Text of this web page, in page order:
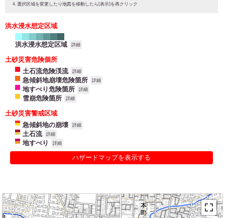
選択区域を変更したり地図を移動したら[表示]を再クリック
洪水浸水想定区域
洪水浸水想定区域 詳細
土砂災害危険個所
土石流危険渓流
詳細
急傾斜地崩壊危険箇所 詳細
地すべり危険箇所 詳細
雪崩危険箇所 詳細
土砂災害警戒区域
急傾斜地の崩壊
詳細
土石流 詳細
地すべり 詳細
ハザードマップを表示する